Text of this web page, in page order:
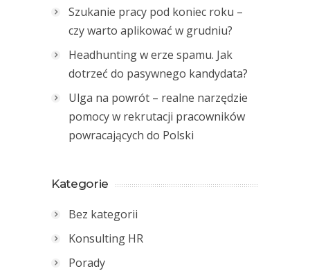
Szukanie pracy pod koniec roku –
czy warto aplikować w grudniu?
Headhunting w erze spamu. Jak
dotrzeć do pasywnego kandydata?
Ulga na powrót – realne narzędzie
pomocy w rekrutacji pracowników
powracających do Polski
Kategorie
Bez kategorii
Konsulting HR
Porady